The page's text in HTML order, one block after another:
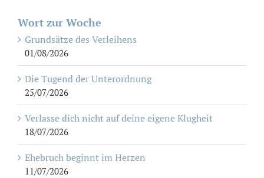
Wort zur Woche
Grundsätze des Verleihens
01/08/2026
Die Tugend der Unterordnung
25/07/2026
Verlasse dich nicht auf deine eigene Klugheit
18/07/2026
Ehebruch beginnt im Herzen
11/07/2026